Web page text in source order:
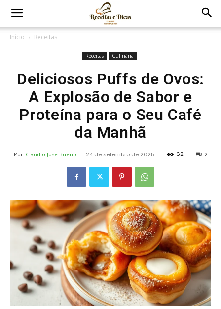
Início Receitas
Receitas Culinária
Deliciosos Puffs de Ovos:
A Explosão de Sabor e
Proteína para o Seu Café
da Manhã
Por Claudio Jose Bueno - 24 de setembro de 2025 62 2